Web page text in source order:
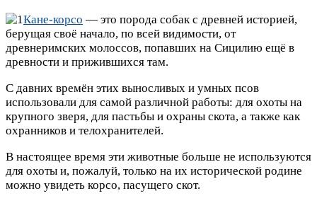
Кане-корсо — это порода собак с древней историей,
берущая своё начало, по всей видимости, от
древнеримских молоссов, попавших на Сицилию ещё в
древности и прижившихся там.
С давних времён этих выносливых и умных псов
использовали для самой различной работы: для охоты на
крупного зверя, для пастьбы и охраны скота, а также как
охранников и телохранителей.
В настоящее время эти животные больше не используются
для охоты и, пожалуй, только на их исторической родине
можно увидеть корсо, пасущего скот.